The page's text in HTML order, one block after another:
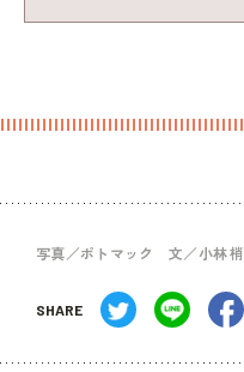
写真／ポトマック 文／小林 梢
SHARE